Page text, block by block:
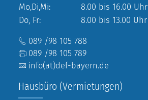
Mo,Di,Mi:
8.00 bis 16.00 Uhr
Do, Fr:
8.00 bis 13.00 Uhr
089 /98 105 788
089 /98 105 789
info(at)def-bayern.de
Hausbüro (Vermietungen)